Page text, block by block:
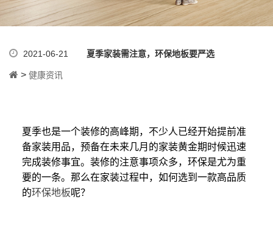
2021-06-21 夏季家装需注意，环保地板要严选
> 健康资讯
夏季也是一个装修的高峰期，不少人已经开始提前准
备家装用品，预备在未来几月的家装黄金期时候迅速
完成装修事宜。装修的注意事项众多，环保是尤为重
要的一条。那么在家装过程中，如何选到一款高品质
的环保地板呢？